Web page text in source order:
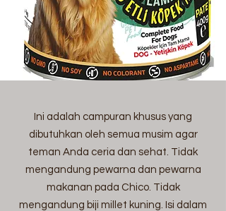
Ini adalah campuran khusus yang
dibutuhkan oleh semua musim agar
teman Anda ceria dan sehat. Tidak
mengandung pewarna dan pewarna
makanan pada Chico. Tidak
mengandung biji millet kuning. Isi dalam